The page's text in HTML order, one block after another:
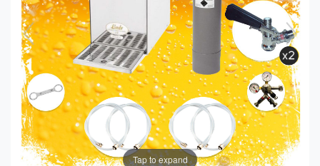
Tap to expand